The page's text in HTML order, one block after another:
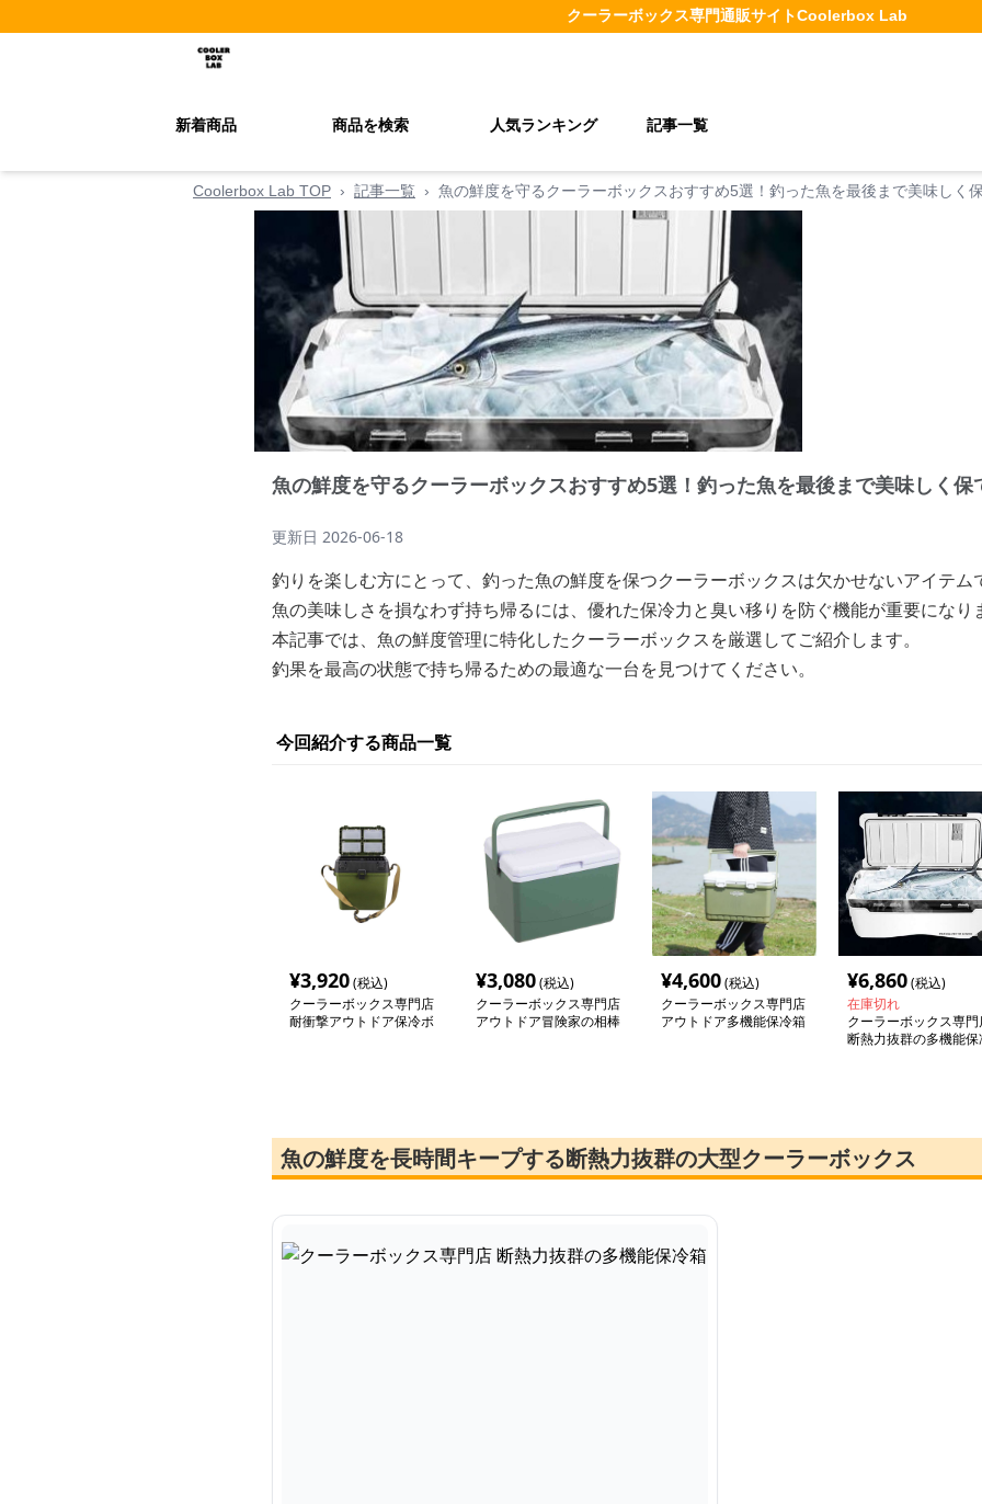
クーラーボックス専門通販サイトCoolerbox Lab
新着商品 商品を検索 人気ランキング 記事一覧
Coolerbox Lab TOP › 記事一覧 › 魚の鮮度を守るクーラーボックスおすすめ5選！釣った魚を最後まで美味しく
魚の鮮度を守るクーラーボックスおすすめ5選！釣った魚を最後まで美味しく保
更新日 2026-06-18
釣りを楽しむ方にとって、釣った魚の鮮度を保つクーラーボックスは欠かせないアイテム
魚の美味しさを損なわず持ち帰るには、優れた保冷力と臭い移りを防ぐ機能が重要になり
本記事では、魚の鮮度管理に特化したクーラーボックスを厳選してご紹介します。
釣果を最高の状態で持ち帰るための最適な一台を見つけてください。
今回紹介する商品一覧
¥3,920(税込)
クーラーボックス専門店
耐衝撃アウトドア保冷ボ
¥3,080(税込)
クーラーボックス専門店
アウトドア冒険家の相棒
¥4,600(税込)
クーラーボックス専門店
アウトドア多機能保冷箱
¥6,860(税込)
在庫切れ
クーラーボックス専門
断熱力抜群の多機能保
魚の鮮度を長時間キープする断熱力抜群の大型クーラーボックス